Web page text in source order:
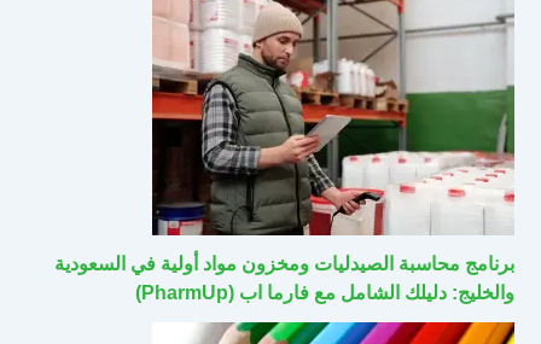
برنامج محاسبة الصيدليات ومخزون مواد أولية في السعودية
والخليج: دليلك الشامل مع فارما اب (PharmUp)